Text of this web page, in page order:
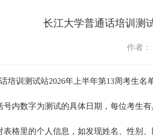
长江大学普通话培训测
作者：
培训测试站2026年上半年第13周考生名
号内数字为测试的具体日期，每位考生
表格里的个人信息，如发现姓名、性别